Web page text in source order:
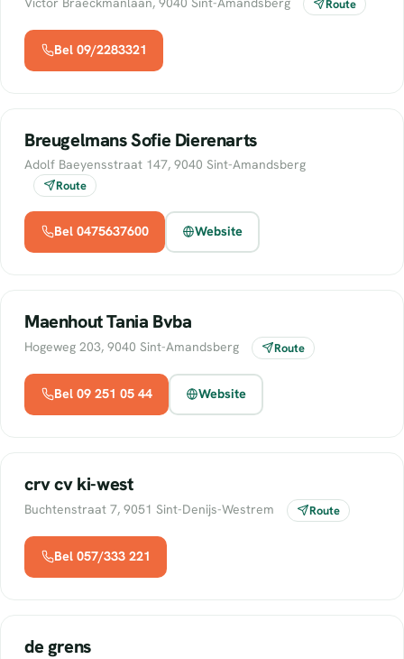
Route
Bel 09/2283321
Breugelmans Sofie Dierenarts
Adolf Baeyensstraat 147, 9040 Sint-Amandsberg
Route
Bel 0475637600 Website
Maenhout Tania Bvba
Hogeweg 203, 9040 Sint-Amandsberg Route
Bel 09 251 05 44 Website
crv cv ki-west
Buchtenstraat 7, 9051 Sint-Denijs-Westrem Route
Bel 057/333 221
de grens